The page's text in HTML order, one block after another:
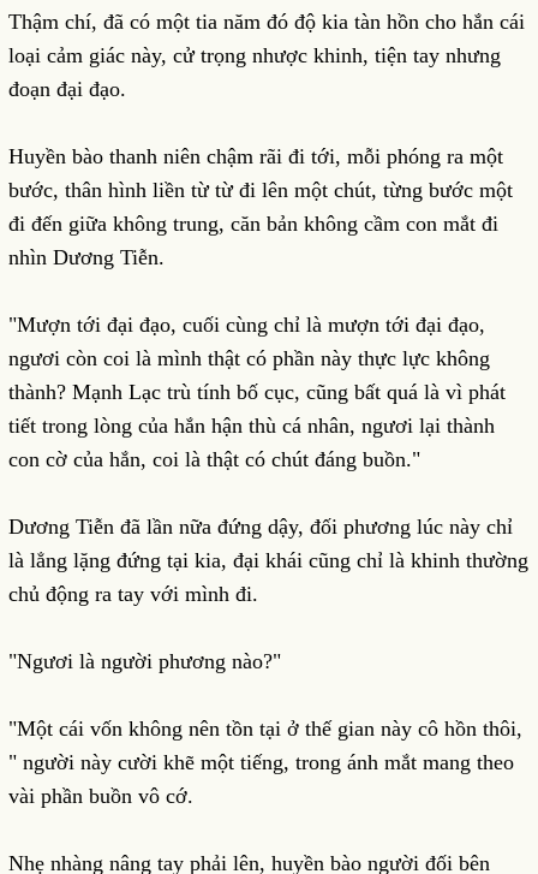
Thậm chí, đã có một tia năm đó độ kia tàn hồn cho hắn cái
loại cảm giác này, cử trọng nhược khinh, tiện tay nhưng
đoạn đại đạo.
Huyền bào thanh niên chậm rãi đi tới, mỗi phóng ra một
bước, thân hình liền từ từ đi lên một chút, từng bước một
đi đến giữa không trung, căn bản không cầm con mắt đi
nhìn Dương Tiễn.
"Mượn tới đại đạo, cuối cùng chỉ là mượn tới đại đạo,
ngươi còn coi là mình thật có phần này thực lực không
thành? Mạnh Lạc trù tính bố cục, cũng bất quá là vì phát
tiết trong lòng của hắn hận thù cá nhân, ngươi lại thành
con cờ của hắn, coi là thật có chút đáng buồn."
Dương Tiễn đã lần nữa đứng dậy, đối phương lúc này chỉ
là lẳng lặng đứng tại kia, đại khái cũng chỉ là khinh thường
chủ động ra tay với mình đi.
"Ngươi là người phương nào?"
"Một cái vốn không nên tồn tại ở thế gian này cô hồn thôi,
" người này cười khẽ một tiếng, trong ánh mắt mang theo
vài phần buồn vô cớ.
Nhẹ nhàng nâng tay phải lên, huyền bào người đối bên